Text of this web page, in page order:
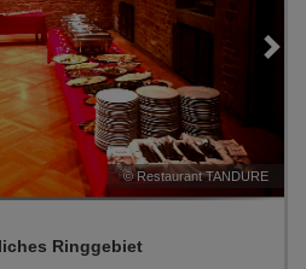
©Restaurant TANDURE
Loading...
Ringgebiet